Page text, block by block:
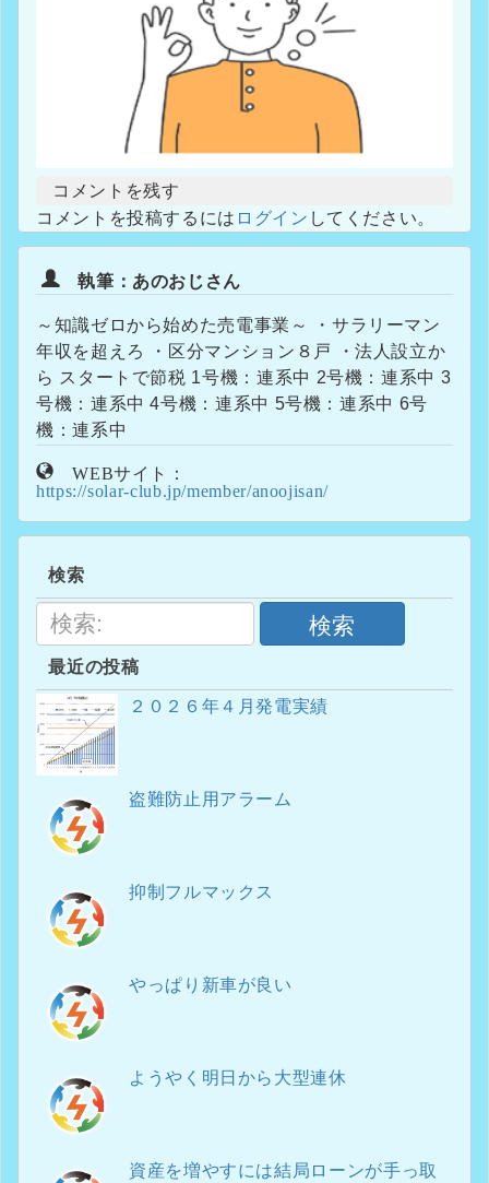
コメントを残す
コメントを投稿するには ログイン してください。
執筆：あのおじさん
～知識ゼロから始めた売電事業～ ・サラリーマン
年収を超えろ ・区分マンション８戸 ・法人設立か
ら スタートで節税 1号機：連系中 2号機：連系中 3
号機：連系中 4号機：連系中 5号機：連系中 6号
機：連系中
WEBサイト：
https://solar-club.jp/member/anoojisan/
検索
検索
最近の投稿
２０２６年４月発電実績
盗難防止用アラーム
抑制フルマックス
やっぱり新車が良い
ようやく明日から大型連休
資産を増やすには結局ローンが手っ取